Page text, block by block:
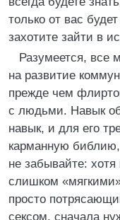
только от вас
захотите зайти в
Разумеется, все
на развитие
прежде чем
с людьми. Навык
навык, и для его
карманную библию,
не забывайте:
слишком
просто
сексом, сначала